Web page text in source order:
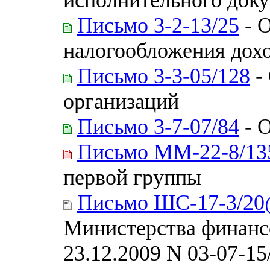
Письмо 3-2-13/25 -
налогообложения
Письмо 3-3-05/128 -
организаций
Письмо 3-7-07/84 -
Письмо ММ-22-8/
первой группы
Письмо ШС-17-3/
Министерства
23.12.2009 N 03-07-